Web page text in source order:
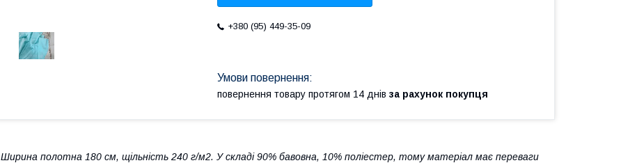
+380 (95) 449-35-09
повернення товару протягом 14 днів за рахунок покупця
Ширина полотна 180 см, щільність 240 г/м2. У складі 90% бавовна, 10% поліестер, тому матеріал має переваги